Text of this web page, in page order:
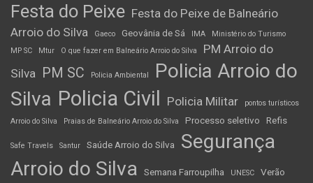
Festa do Peixe Festa do Peixe de Balneário
Arroio do Silva
Gaeco Geovânia de Sá IMA
Ministério do Turismo
MP SC
Mtur O que fazer em Balneário Arroio do Silva
PM Arroio do
Silva PM SC Policia Ambiental
Policia Arroio do
Silva Policia Civil Policia Militar
pontos turísticos
Arroio do Silva
Praias de Balneário Arroio do Silva Processo seletivo Refis
Safe Travels Santur Saúde Arroio do Silva
Segurança
Arroio do Silva
Semana Farroupilha UNESC
Verão